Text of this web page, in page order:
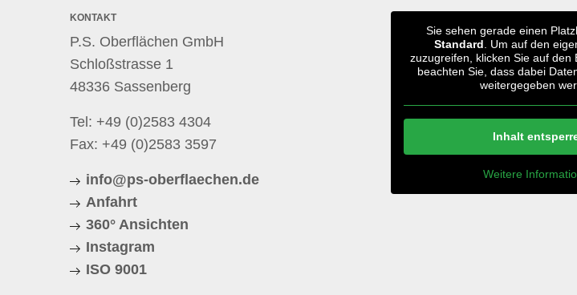
KONTAKT
P.S. Oberflächen GmbH
Schloßstrasse 1
48336 Sassenberg
Tel: +49 (0)2583 4304
Fax: +49 (0)2583 3597
info@ps-oberflaechen.de
Anfahrt
360° Ansichten
Instagram
ISO 9001
Sie sehen gerade einen
Standard . Um auf den
zuzugreifen, klicken Sie auf den
beachten Sie, dass dabei
weitergegeben
Inhalt
Weitere